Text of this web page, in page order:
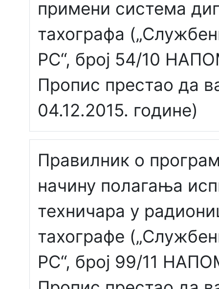
примени система
тахографа
РС“, број 54/10
Пропис престао да
04.12.2015. године)
Правилник о
начину полагања
техничара у
тахографе
РС“, број 99/11